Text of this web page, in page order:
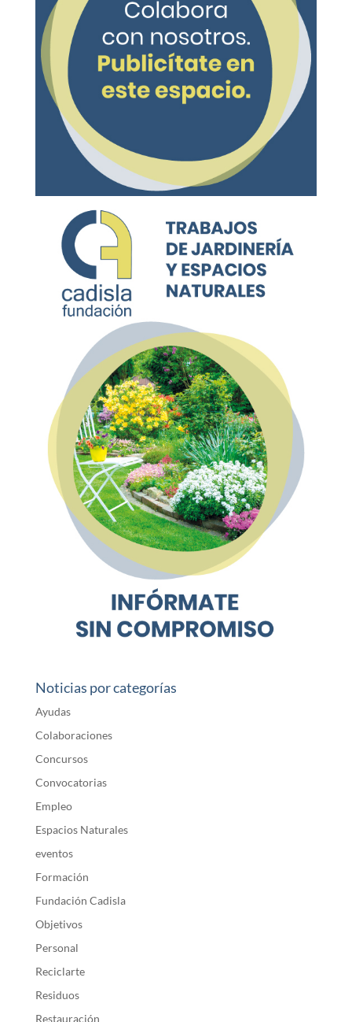
Noticias por categorías
Ayudas
Colaboraciones
Concursos
Convocatorias
Empleo
Espacios Naturales
eventos
Formación
Fundación Cadisla
Objetivos
Personal
Reciclarte
Residuos
Restauración